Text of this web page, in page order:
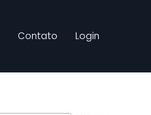
Contato Login